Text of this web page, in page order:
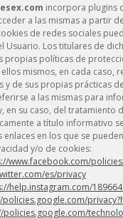
incorpora plugins
a las mismas a partir
de redes sociales
Usuario. Los titulares de
propias políticas de
mismos, en cada caso,
y de sus propias prácticas
a las mismas para
en su caso, del tratamiento
a título informativo
enlaces en los que se
y/o de cookies:
www.facebook.com/
es/privacy
help.instagram.com/
policies.google.com/